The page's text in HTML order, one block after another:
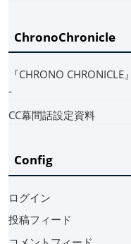
ChronoChronicle
『CHRONO
‐
CC幕間話設定資料
Config
ログイン
投稿フィード